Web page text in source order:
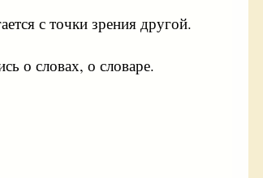
с точки зрения другой.
о словах, о словаре.